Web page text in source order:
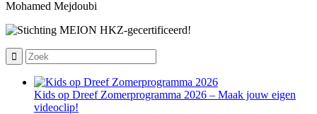
Mohamed Mejdoubi
Kids op Dreef Zomerprogramma 2026 – Maak jouw eigen
videoclip!